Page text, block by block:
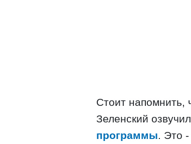
Стоит напомнить,
Зеленский
программы . Это